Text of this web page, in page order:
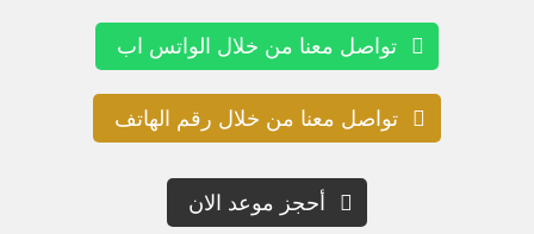
تواصل معنا من خلال الواتس اب
تواصل معنا من خلال رقم الهاتف
أحجز موعد الان